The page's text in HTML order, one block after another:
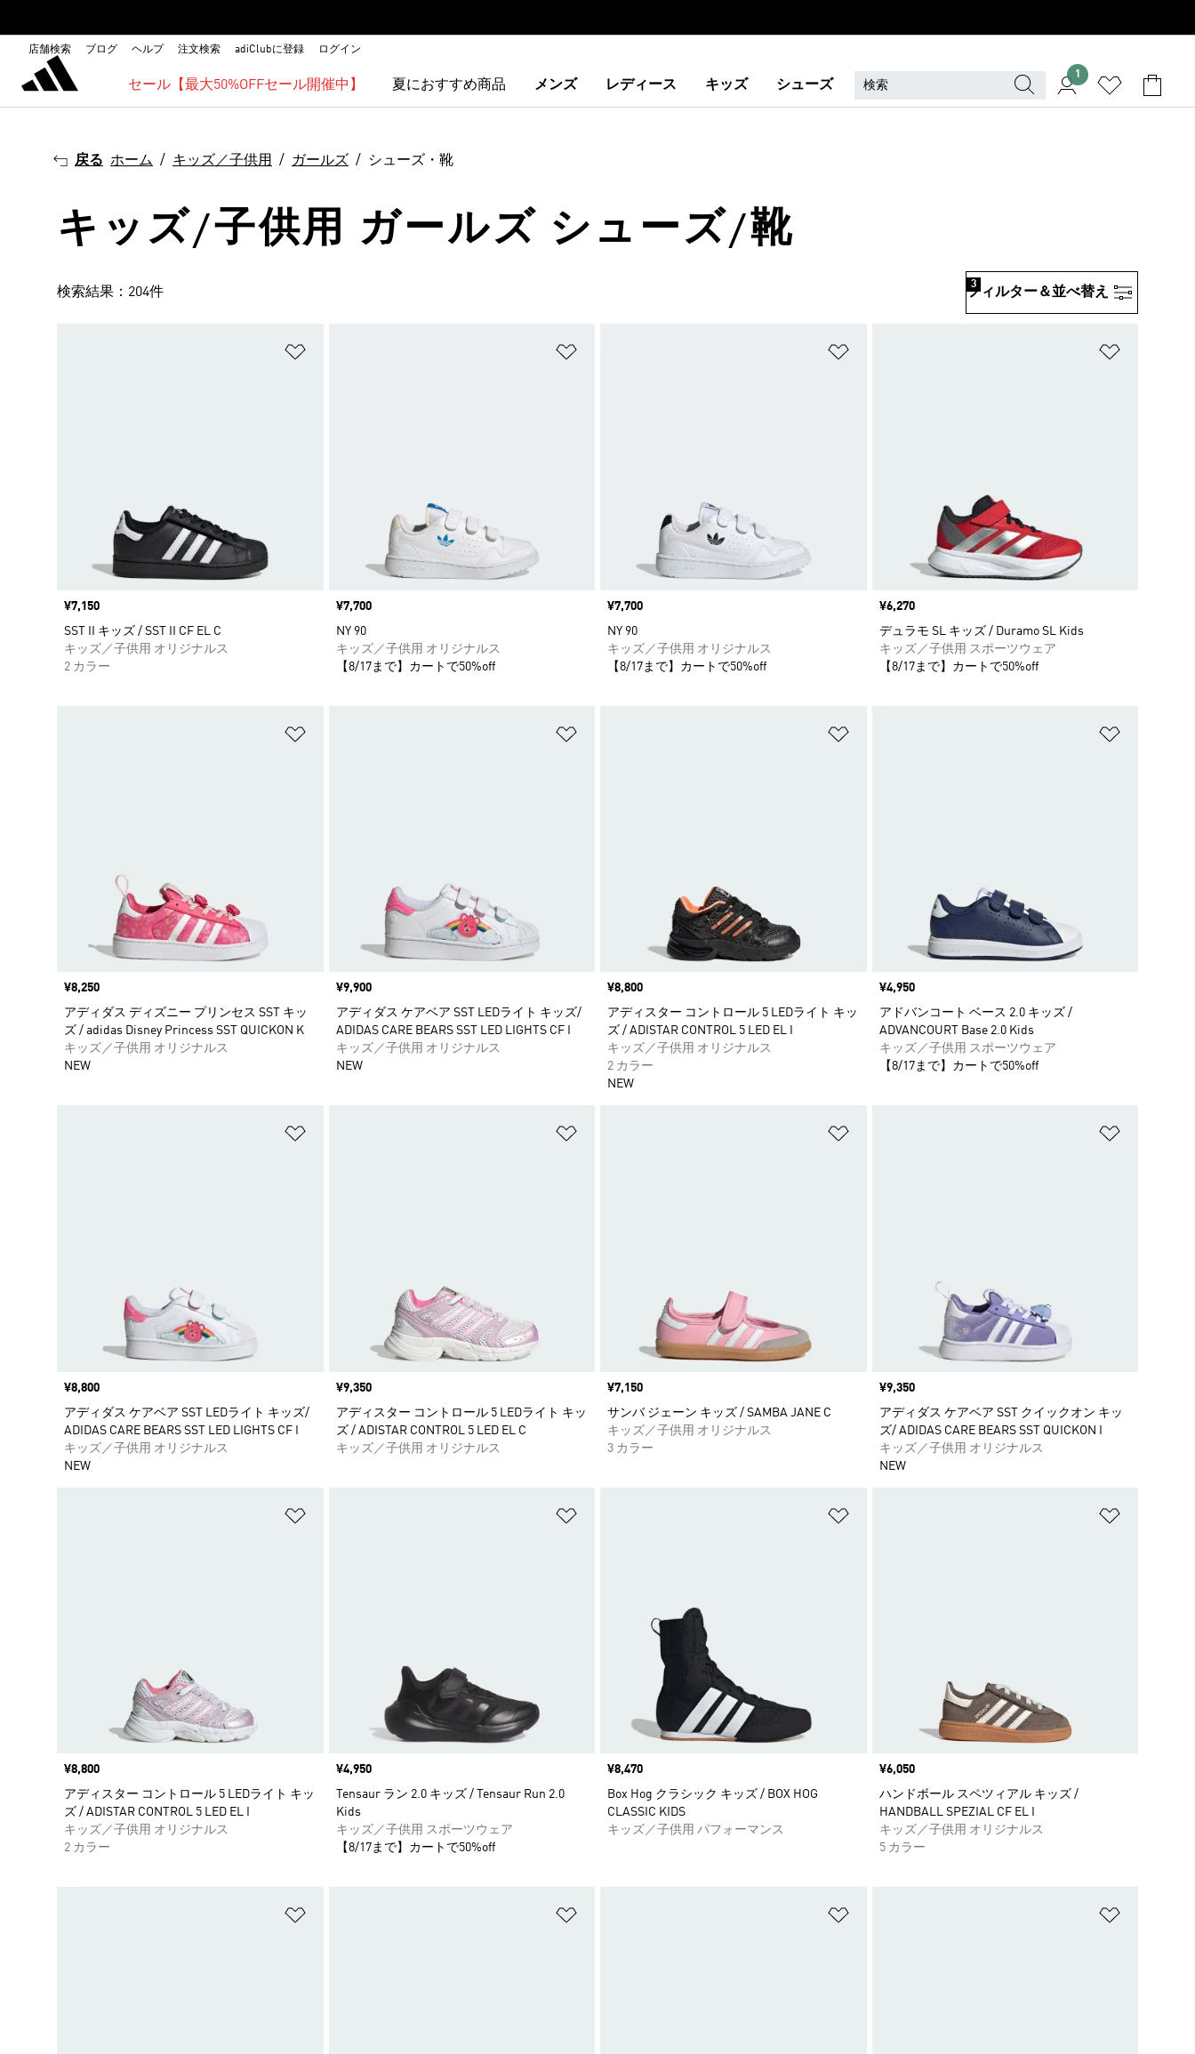
店舗検索 ブログ ヘルプ 注文検索 adiClubに登録 ログイン
セール【最大50%OFFセール開催中】 夏におすすめ商品 メンズ レディース キッズ シューズ
1
戻る ホーム キッズ／子供用 ガールズ シューズ・靴
キッズ/子供用 ガールズ シューズ/靴
検索結果：204件 フィルター＆並べ替え
3
価格
¥7,150
SST II キッズ / SST II CF EL C
キッズ／子供用 オリジナルス
2 カラー
価格
¥7,700
NY 90
キッズ／子供用 オリジナルス
【8/17まで】カートで50%off
価格
¥7,700
NY 90
キッズ／子供用 オリジナルス
【8/17まで】カートで50%off
価格
¥6,270
デュラモ SL キッズ / Duramo SL Kids
キッズ／子供用 スポーツウェア
【8/17まで】カートで50%off
価格
¥8,250
アディダス ディズニー プリンセス SST キッ
ズ / adidas Disney Princess SST QUICKON K
キッズ／子供用 オリジナルス
NEW
価格
¥9,900
アディダス ケアベア SST LEDライト キッズ/
ADIDAS CARE BEARS SST LED LIGHTS CF I
キッズ／子供用 オリジナルス
NEW
価格
¥8,800
アディスター コントロール 5 LEDライト キッ
ズ / ADISTAR CONTROL 5 LED EL I
キッズ／子供用 オリジナルス
2 カラー
NEW
価格
¥4,950
アドバンコート ベース 2.0 キッズ /
ADVANCOURT Base 2.0 Kids
キッズ／子供用 スポーツウェア
【8/17まで】カートで50%off
価格
¥8,800
アディダス ケアベア SST LEDライト キッズ/
ADIDAS CARE BEARS SST LED LIGHTS CF I
キッズ／子供用 オリジナルス
NEW
価格
¥9,350
アディスター コントロール 5 LEDライト キッ
ズ / ADISTAR CONTROL 5 LED EL C
キッズ／子供用 オリジナルス
価格
¥7,150
サンバ ジェーン キッズ / SAMBA JANE C
キッズ／子供用 オリジナルス
3 カラー
価格
¥9,350
アディダス ケアベア SST クイックオン キッ
ズ/ ADIDAS CARE BEARS SST QUICKON I
キッズ／子供用 オリジナルス
NEW
価格
¥8,800
アディスター コントロール 5 LEDライト キッ
ズ / ADISTAR CONTROL 5 LED EL I
キッズ／子供用 オリジナルス
2 カラー
価格
¥4,950
Tensaur ラン 2.0 キッズ / Tensaur Run 2.0
Kids
キッズ／子供用 スポーツウェア
【8/17まで】カートで50%off
価格
¥8,470
Box Hog クラシック キッズ / BOX HOG
CLASSIC KIDS
キッズ／子供用 パフォーマンス
価格
¥6,050
ハンドボール スペツィアル キッズ /
HANDBALL SPEZIAL CF EL I
キッズ／子供用 オリジナルス
5 カラー